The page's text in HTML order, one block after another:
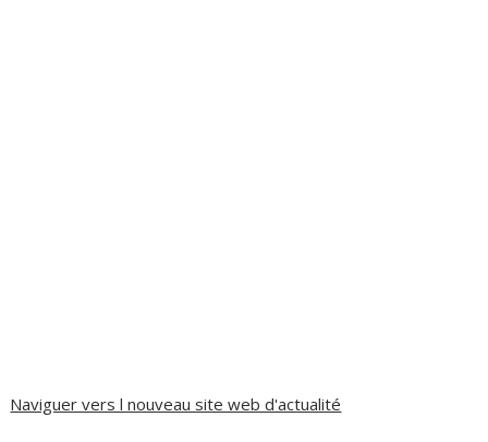
Naviguer vers l nouveau site web d'actualité